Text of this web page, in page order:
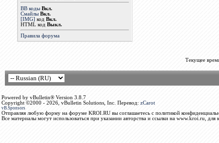
BB коды Вкл.
Смайлы Вкл.
[IMG] код Вкл.
HTML код Выкл.
Правила форума
Текущее
Powered by vBulletin® Version 3.8.7
Copyright ©2000 - 2026, vBulletin Solutions, Inc. Перевод: zCarot
vB.Sponsors
Отправляя любую форму на форуме KROI.RU вы соглашаетесь с политикой
Все материалы могут использоваться при указании авторства и ссылки на www.kroi.ru, для